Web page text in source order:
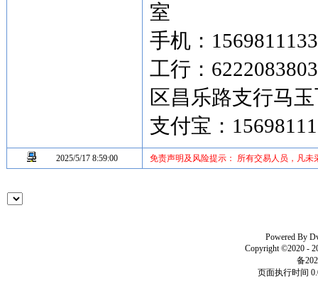
室
手机：
工行：
区昌乐路支行马
支付宝：
2025/5/17 8:59:00 免责声明及风险提示： 所有交易人员，凡
Powered By
Copyright ©2020 -
备
页面执行时间